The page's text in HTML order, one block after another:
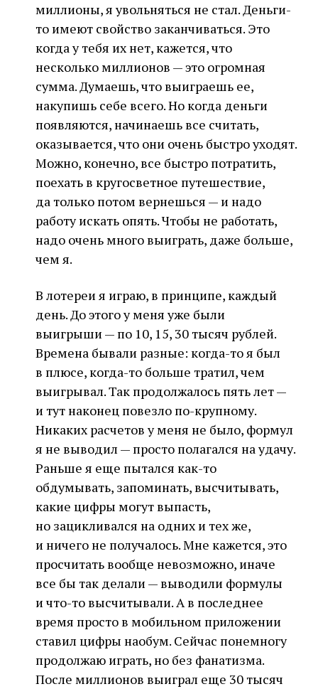
миллионы, я увольняться не стал. Деньги-
то имеют свойство заканчиваться. Это
когда у тебя их нет, кажется, что
несколько миллионов — это огромная
сумма. Думаешь, что выиграешь ее,
накупишь себе всего. Но когда деньги
появляются, начинаешь все считать,
оказывается, что они очень быстро уходят.
Можно, конечно, все быстро потратить,
поехать в кругосветное путешествие,
да только потом вернешься — и надо
работу искать опять. Чтобы не работать,
надо очень много выиграть, даже больше,
чем я.
В лотереи я играю, в принципе, каждый
день. До этого у меня уже были
выигрыши — по 10, 15, 30 тысяч рублей.
Времена бывали разные: когда-то я был
в плюсе, когда-то больше тратил, чем
выигрывал. Так продолжалось пять лет —
и тут наконец повезло по-крупному.
Никаких расчетов у меня не было, формул
я не выводил — просто полагался на удачу.
Раньше я еще пытался как-то
обдумывать, запоминать, высчитывать,
какие цифры могут выпасть,
но зацикливался на одних и тех же,
и ничего не получалось. Мне кажется, это
просчитать вообще невозможно, иначе
все бы так делали — выводили формулы
и что-то высчитывали. А в последнее
время просто в мобильном приложении
ставил цифры наобум. Сейчас понемногу
продолжаю играть, но без фанатизма.
После миллионов выиграл еще 30 тысяч